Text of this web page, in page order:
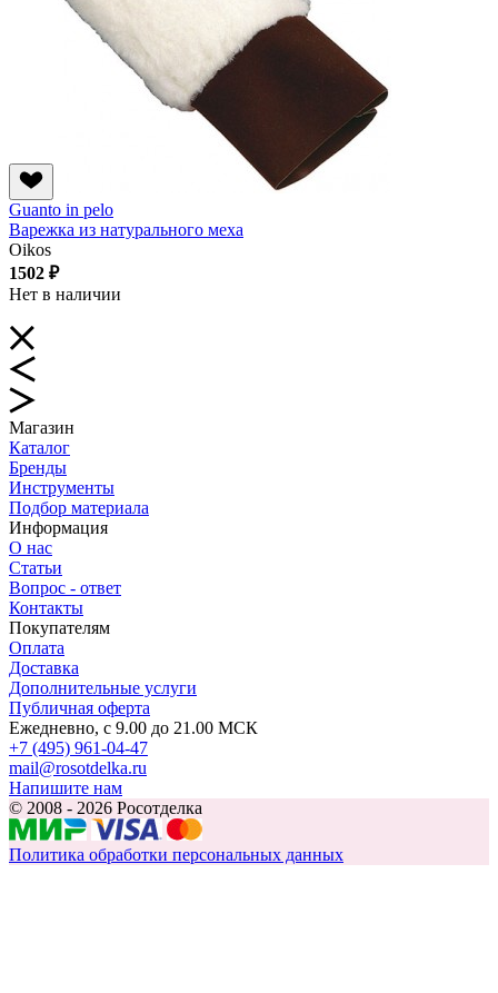
Guanto in pelo
Варежка из натурального меха
Oikos
1502 ₽
Нет в наличии
Магазин
Каталог
Бренды
Инструменты
Подбор материала
Информация
О нас
Статьи
Вопрос - ответ
Контакты
Покупателям
Оплата
Доставка
Дополнительные услуги
Публичная оферта
Ежедневно, с 9.00 до 21.00 МСК
+7 (495) 961-04-47
mail@rosotdelka.ru
Напишите нам
© 2008 - 2026 Росотделка
Политика обработки персональных данных